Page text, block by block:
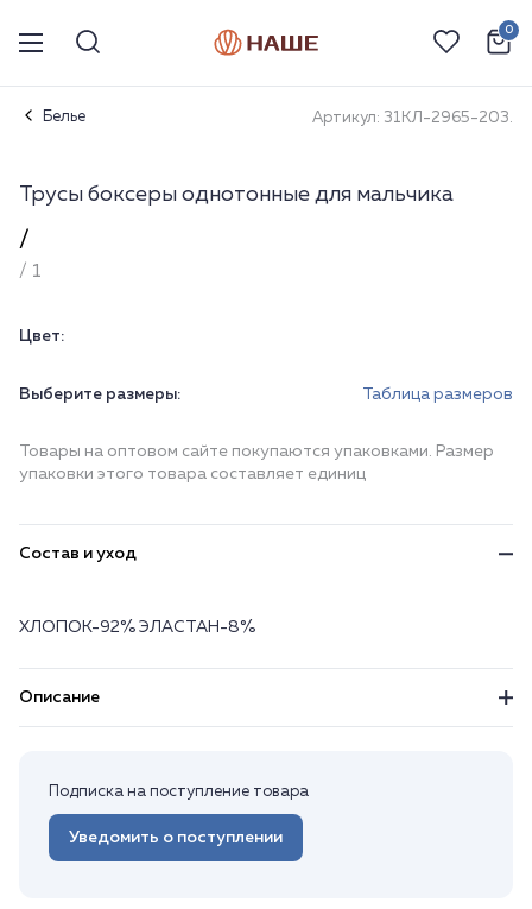
0
Белье Артикул: 31КЛ-2965-203.
Трусы боксеры однотонные для мальчика
/
/ 1
Цвет:
Выберите размеры: Таблица размеров
Товары на оптовом сайте покупаются упаковками. Размер
упаковки этого товара составляет единиц
Состав и уход
ХЛОПОК-92% ЭЛАСТАН-8%
Описание
Подписка на поступление товара
Уведомить о поступлении